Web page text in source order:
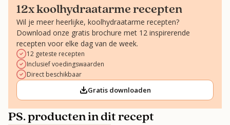
PS. producten in dit recept
12x koolhydraatarme recepten
Wil je meer heerlijke, koolhydraatarme recepten?
Download onze gratis brochure met 12 inspirerende
recepten voor elke dag van de week.
12 geteste recepten
Inclusief voedingswaarden
Direct beschikbaar
Gratis downloaden